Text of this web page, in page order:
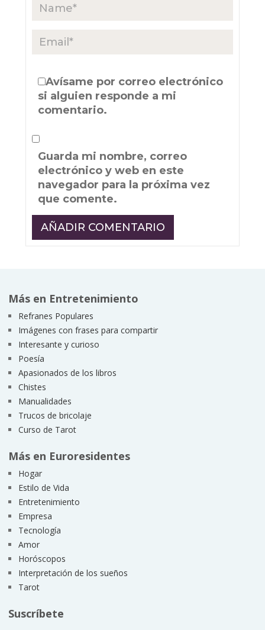
Avísame por correo electrónico
si alguien responde a mi
comentario.
Guarda mi nombre, correo
electrónico y web en este
navegador para la próxima vez
que comente.
Más en Entretenimiento
Refranes Populares
Imágenes con frases para compartir
Interesante y curioso
Poesía
Apasionados de los libros
Chistes
Manualidades
Trucos de bricolaje
Curso de Tarot
Más en Euroresidentes
Hogar
Estilo de Vida
Entretenimiento
Empresa
Tecnología
Amor
Horóscopos
Interpretación de los sueños
Tarot
Suscríbete